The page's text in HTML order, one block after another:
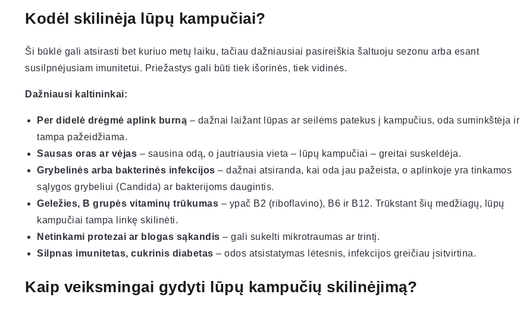
Kodėl skilinėja lūpų kampučiai?
Ši būklė gali atsirasti bet kuriuo metų laiku, tačiau dažniausiai pasireiškia šaltuoju sezonu arba esant
susilpnėjusiam imunitetui. Priežastys gali būti tiek išorinės, tiek vidinės.
Dažniausi kaltininkai:
Per didelė drėgmė aplink burną – dažnai laižant lūpas ar seilėms patekus į kampučius, oda suminkštėja ir
tampa pažeidžiama.
Sausas oras ar vėjas – sausina odą, o jautriausia vieta – lūpų kampučiai – greitai suskeldėja.
Grybelinės arba bakterinės infekcijos – dažnai atsiranda, kai oda jau pažeista, o aplinkoje yra tinkamos
sąlygos grybeliui (Candida) ar bakterijoms daugintis.
Geležies, B grupės vitaminų trūkumas – ypač B2 (riboflavino), B6 ir B12. Trūkstant šių medžiagų, lūpų
kampučiai tampa linkę skilinėti.
Netinkami protezai ar blogas sąkandis – gali sukelti mikrotraumas ar trintį.
Silpnas imunitetas, cukrinis diabetas – odos atsistatymas lėtesnis, infekcijos greičiau įsitvirtina.
Kaip veiksmingai gydyti lūpų kampučių skilinėjimą?